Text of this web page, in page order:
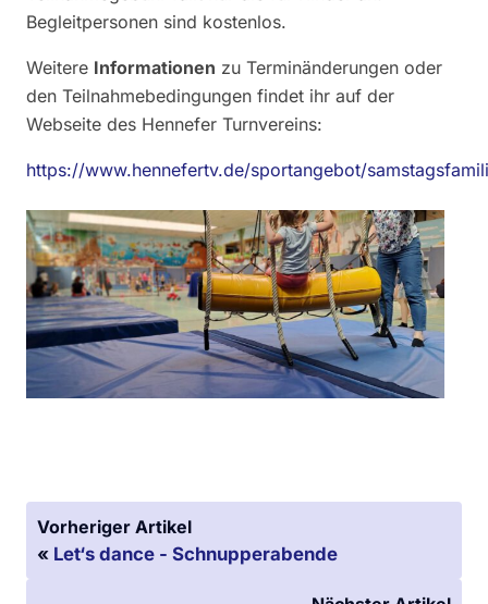
Begleitpersonen sind kostenlos.
Weitere Informationen zu Terminänderungen oder
den Teilnahmebedingungen findet ihr auf der
Webseite des Hennefer Turnvereins:
https://www.hennefertv.de/sportangebot/
Vorheriger Artikel
« Let‘s dance - Schnupperabende